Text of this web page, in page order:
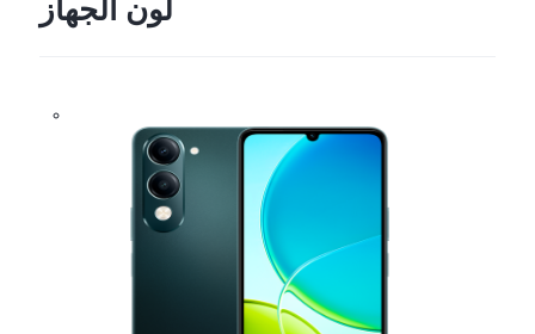
UAE(AR) | حدد البلد/المنطقة
لون الجهاز